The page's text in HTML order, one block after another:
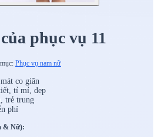
phục vụ 11
Phục vụ nam nữ
co giãn
tỉ mỉ, đẹp
trẻ trung
phí
& Nữ):